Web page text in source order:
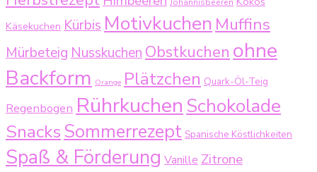
Käsekuchen Kürbis Motivkuchen Muffins
Mürbeteig Nusskuchen Obstkuchen ohne
Backform Orange Plätzchen Quark-Öl-Teig
Regenbogen Rührkuchen Schokolade
SnacksSommerrezept Spanische Köstlichkeiten
Spaß & Förderung Vanille Zitrone